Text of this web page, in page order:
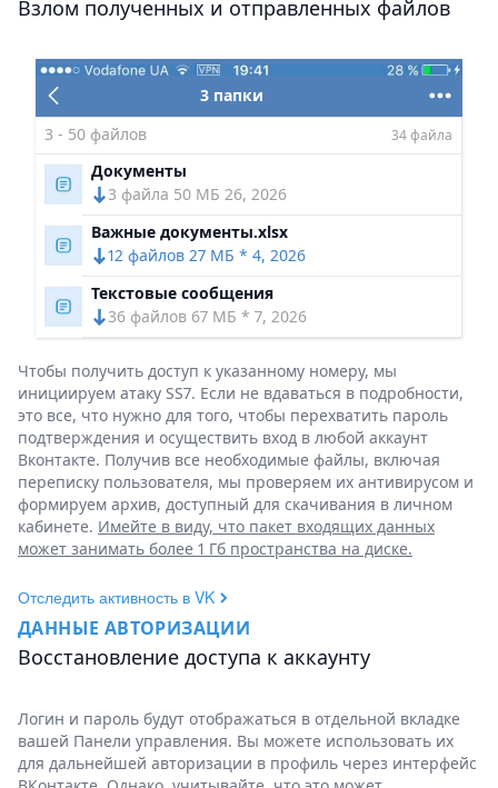
Взлом полученных и отправленных файлов
3 папки
3 - 50 файлов
34 файла
Документы
3 файла 50 МБ 26, 2026
Важные документы.xlsx
12 файлов 27 МБ * 4, 2026
Текстовые сообщения
36 файлов 67 МБ * 7, 2026
Чтобы получить доступ к указанному номеру, мы
инициируем атаку SS7. Если не вдаваться в подробности,
это все, что нужно для того, чтобы перехватить пароль
подтверждения и осуществить вход в любой аккаунт
Вконтакте. Получив все необходимые файлы, включая
переписку пользователя, мы проверяем их антивирусом и
формируем архив, доступный для скачивания в личном
кабинете. Имейте в виду, что пакет входящих данных
может занимать более 1 Гб пространства на диске.
Отследить активность в VK
ДАННЫЕ АВТОРИЗАЦИИ
Восстановление доступа к аккаунту
Логин и пароль будут отображаться в отдельной вкладке
вашей Панели управления. Вы можете использовать их
для дальнейшей авторизации в профиль через интерфейс